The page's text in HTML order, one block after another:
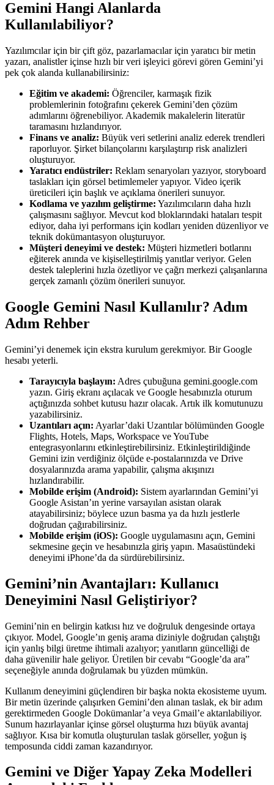
Gemini Hangi Alanlarda
Kullanılabiliyor?
Yazılımcılar için bir çift göz, pazarlamacılar için yaratıcı bir metin
yazarı, analistler içinse hızlı bir veri işleyici görevi gören Gemini’yi
pek çok alanda kullanabilirsiniz:
Eğitim ve akademi: Öğrenciler, karmaşık fizik
problemlerinin fotoğrafını çekerek Gemini’den çözüm
adımlarını öğrenebiliyor. Akademik makalelerin literatür
taramasını hızlandırıyor.
Finans ve analiz: Büyük veri setlerini analiz ederek trendleri
raporluyor. Şirket bilançolarını karşılaştırıp risk analizleri
oluşturuyor.
Yaratıcı endüstriler: Reklam senaryoları yazıyor, storyboard
taslakları için görsel betimlemeler yapıyor. Video içerik
üreticileri için başlık ve açıklama önerileri sunuyor.
Kodlama ve yazılım geliştirme: Yazılımcıların daha hızlı
çalışmasını sağlıyor. Mevcut kod bloklarındaki hataları tespit
ediyor, daha iyi performans için kodları yeniden düzenliyor ve
teknik dokümantasyon oluşturuyor.
Müşteri deneyimi ve destek: Müşteri hizmetleri botlarını
eğiterek anında ve kişiselleştirilmiş yanıtlar veriyor. Gelen
destek taleplerini hızla özetliyor ve çağrı merkezi çalışanlarına
gerçek zamanlı çözüm önerileri sunuyor.
Google Gemini Nasıl Kullanılır? Adım
Adım Rehber
Gemini’yi denemek için ekstra kurulum gerekmiyor. Bir Google
hesabı yeterli.
Tarayıcıyla başlayın: Adres çubuğuna gemini.google.com
yazın. Giriş ekranı açılacak ve Google hesabınızla oturum
açtığınızda sohbet kutusu hazır olacak. Artık ilk komutunuzu
yazabilirsiniz.
Uzantıları açın: Ayarlar’daki Uzantılar bölümünden Google
Flights, Hotels, Maps, Workspace ve YouTube
entegrasyonlarını etkinleştirebilirsiniz. Etkinleştirildiğinde
Gemini izin verdiğiniz ölçüde e-postalarınızda ve Drive
dosyalarınızda arama yapabilir, çalışma akışınızı
hızlandırabilir.
Mobilde erişim (Android): Sistem ayarlarından Gemini’yi
Google Asistan’ın yerine varsayılan asistan olarak
atayabilirsiniz; böylece uzun basma ya da hızlı jestlerle
doğrudan çağırabilirsiniz.
Mobilde erişim (iOS): Google uygulamasını açın, Gemini
sekmesine geçin ve hesabınızla giriş yapın. Masaüstündeki
deneyimi iPhone’da da sürdürebilirsiniz.
Gemini’nin Avantajları: Kullanıcı
Deneyimini Nasıl Geliştiriyor?
Gemini’nin en belirgin katkısı hız ve doğruluk dengesinde ortaya
çıkıyor. Model, Google’ın geniş arama diziniyle doğrudan çalıştığı
için yanlış bilgi üretme ihtimali azalıyor; yanıtların güncelliği de
daha güvenilir hale geliyor. Üretilen bir cevabı “Google’da ara”
seçeneğiyle anında doğrulamak bu yüzden mümkün.
Kullanım deneyimini güçlendiren bir başka nokta ekosisteme uyum.
Bir metin üzerinde çalışırken Gemini’den alınan taslak, ek bir adım
gerektirmeden Google Dokümanlar’a veya Gmail’e aktarılabiliyor.
Sunum hazırlayanlar içinse görsel oluşturma hızı büyük avantaj
sağlıyor. Kısa bir komutla oluşturulan taslak görseller, yoğun iş
temposunda ciddi zaman kazandırıyor.
Gemini ve Diğer Yapay Zeka Modelleri